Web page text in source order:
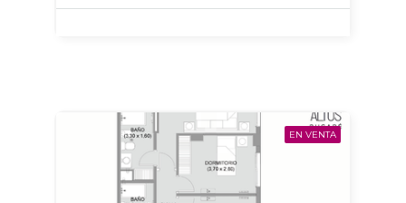
EN VENTA